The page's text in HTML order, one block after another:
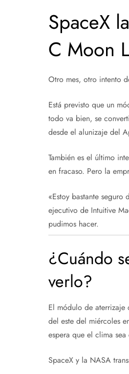
SpaceX
C Moon
Otro mes, otro intento
Está previsto que un
todo va bien, se
desde el alunizaje del
También es el último
en fracaso. Pero la
«Estoy bastante
ejecutivo de Intuitive
pudimos hacer.
¿Cuándo
verlo?
El módulo de aterrizaje
del este del miércoles
espera que el clima
SpaceX y la NASA